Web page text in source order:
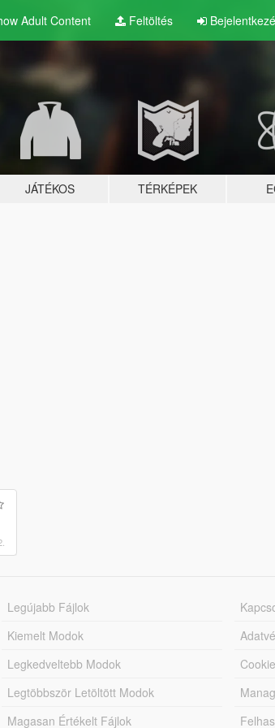
AdultContent Feltöltés
JÁTÉKOS TÉRKÉPEK
Legújabb Fájlok
Kiemelt Modok
Legkedveltebb Modok
Legtöbbször Letöltött Modok
Magasan Értékelt Fájlok